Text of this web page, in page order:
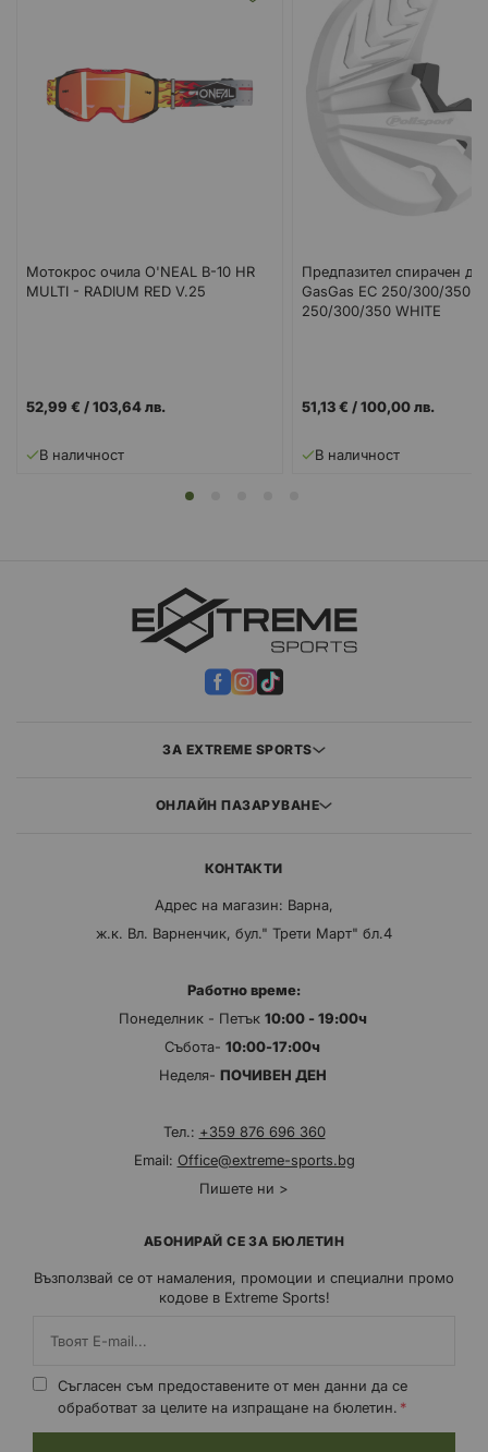
Мотокрос очила O'NEAL B-10 HR
MULTI - RADIUM RED V.25
52,99 € /103,64 лв.
В наличност
Предпазител спирачен
GasGas EC 250/300/350 /
250/300/350 WHITE
51,13 € /100,00 лв.
В наличност
ЗА EXTREME SPORTS
ОНЛАЙН ПАЗАРУВАНЕ
КОНТАКТИ
Адрес на магазин: Варна,
ж.к. Вл. Варненчик, бул." Трети Март" бл.4
Работно време:
Понеделник - Петък 10:00 - 19:00ч
Събота- 10:00-17:00ч
Неделя- ПОЧИВЕН ДЕН
Тел.: +359 876 696 360
Email: Office@extreme-sports.bg
Пишете ни >
АБОНИРАЙ СЕ ЗА БЮЛЕТИН
Възползвай се от намаления, промоции и специални промо
кодове в Extreme Sports!
Съгласен съм предоставените от мен данни да се
обработват за целите на изпращане на бюлетин.